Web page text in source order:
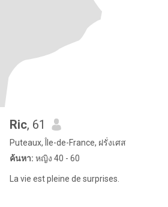
Ric, 61
Puteaux, Île-de-France, ฝรั่งเศส
ค้นหา: หญิง 40 - 60
La vie est pleine de surprises.